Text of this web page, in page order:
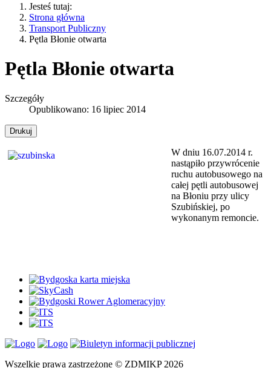
Jesteś tutaj:
Strona główna
Transport Publiczny
Pętla Błonie otwarta
Pętla Błonie otwarta
Szczegóły
Opublikowano: 16 lipiec 2014
Drukuj
W dniu 16.07.2014 r.
nastąpiło przywrócenie
ruchu autobusowego na
całej pętli autobusowej
na Błoniu przy ulicy
Szubińskiej, po
wykonanym remoncie.
Wszelkie prawa zastrzeżone © ZDMIKP 2026